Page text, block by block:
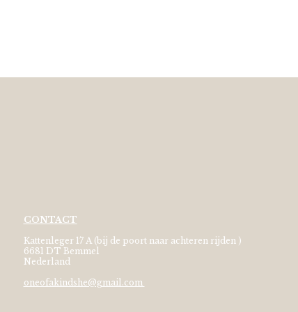
CONTACT
Kattenleger 17 A (bij de poort naar achteren rijden )
6681 DT Bemmel
Nederland
oneofakindshe@gmail.com